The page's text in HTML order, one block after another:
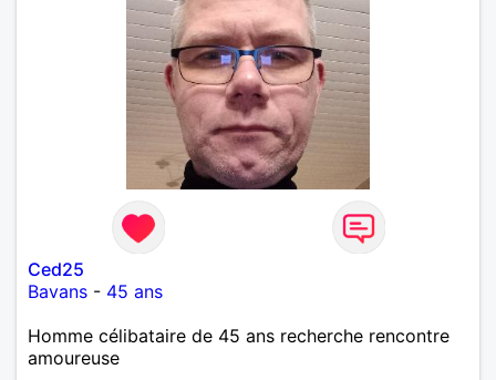
Ced25
Bavans - 45 ans
Homme célibataire de 45 ans recherche rencontre
amoureuse